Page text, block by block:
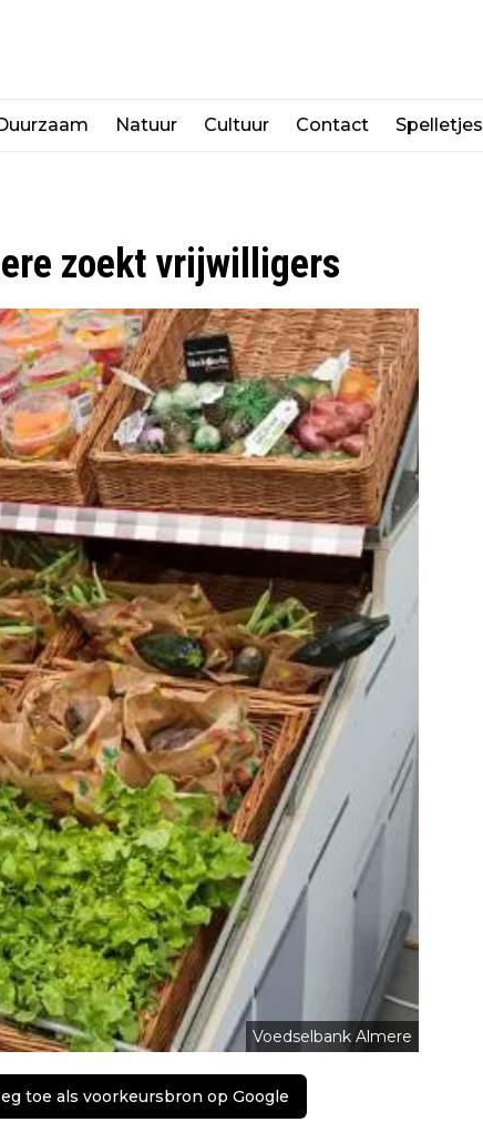
Natuur Cultuur Contact Spelletjes
zoekt vrijwilligers
Voedselbank Almere
toe als voorkeursbron op Google